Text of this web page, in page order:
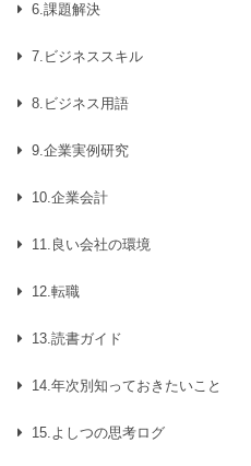
6.課題解決
7.ビジネススキル
8.ビジネス用語
9.企業実例研究
10.企業会計
11.良い会社の環境
12.転職
13.読書ガイド
14.年次別知っておきたいこと
15.よしつの思考ログ